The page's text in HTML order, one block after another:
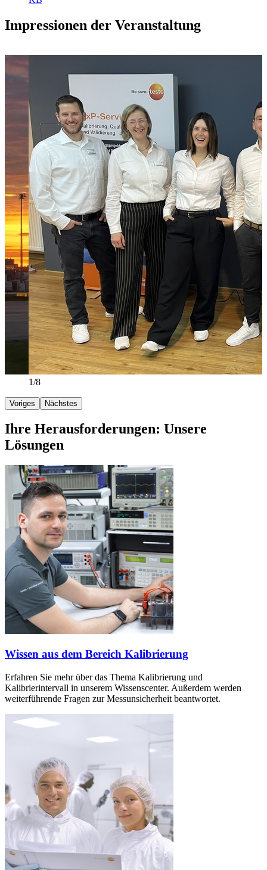
Impressionen der Veranstaltung
Voriges Nächstes
Ihre Herausforderungen: Unsere
Lösungen
Wissen aus dem Bereich Kalibrierung
Erfahren Sie mehr über das Thema Kalibrierung und
Kalibrierintervall in unserem Wissenscenter. Außerdem werden
weiterführende Fragen zur Messunsicherheit beantwortet.